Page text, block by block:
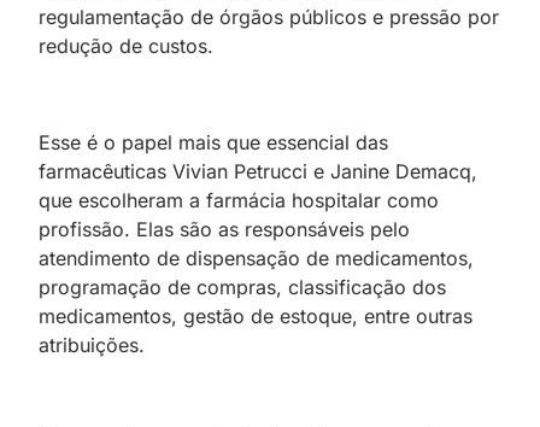
regulamentação de órgãos públicos e pressão por
redução de custos.
Esse é o papel mais que essencial das
farmacêuticas Vivian Petrucci e Janine Demacq,
que escolheram a farmácia hospitalar como
profissão. Elas são as responsáveis pelo
atendimento de dispensação de medicamentos,
programação de compras, classificação dos
medicamentos, gestão de estoque, entre outras
atribuições.